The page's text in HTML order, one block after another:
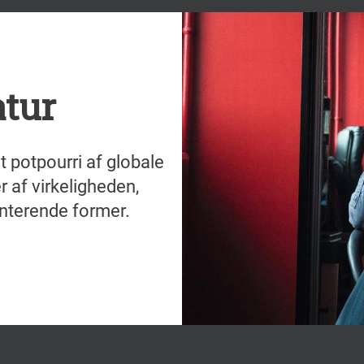
potpourri af globale
af virkeligheden,
former.